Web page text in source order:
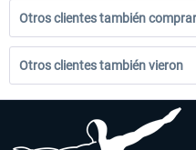
Otros clientes también
Otros clientes también vieron